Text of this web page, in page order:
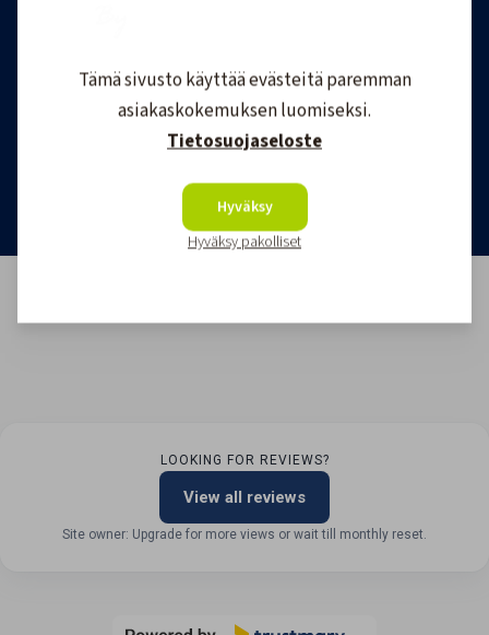
tilauksen milloin tahansa.
LOOKING FOR REVIEWS?
View all reviews
Site owner: Upgrade for more views or wait till monthly reset.
Tämä sivusto käyttää evästeitä paremman
asiakaskokemuksen luomiseksi.
Tietosuojaseloste
Hyväksy
Hyväksy pakolliset